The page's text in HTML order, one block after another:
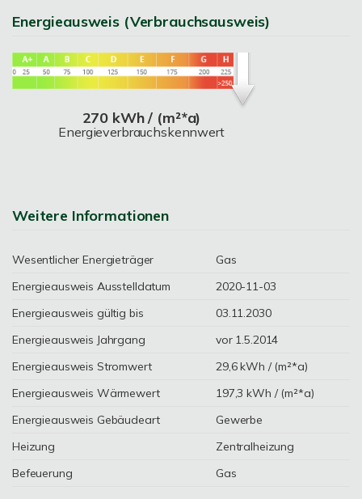
Energieausweis (Verbrauchsausweis)
270 kWh / (m²*a)
Energieverbrauchskennwert
Weitere Informationen
Wesentlicher Energieträger
Gas
Energieausweis Ausstelldatum
2020-11-03
Energieausweis gültig bis
03.11.2030
Energieausweis Jahrgang
vor 1.5.2014
Energieausweis Stromwert
29,6 kWh / (m²*a)
Energieausweis Wärmewert
197,3 kWh / (m²*a)
Energieausweis Gebäudeart
Gewerbe
Heizung
Zentralheizung
Befeuerung
Gas